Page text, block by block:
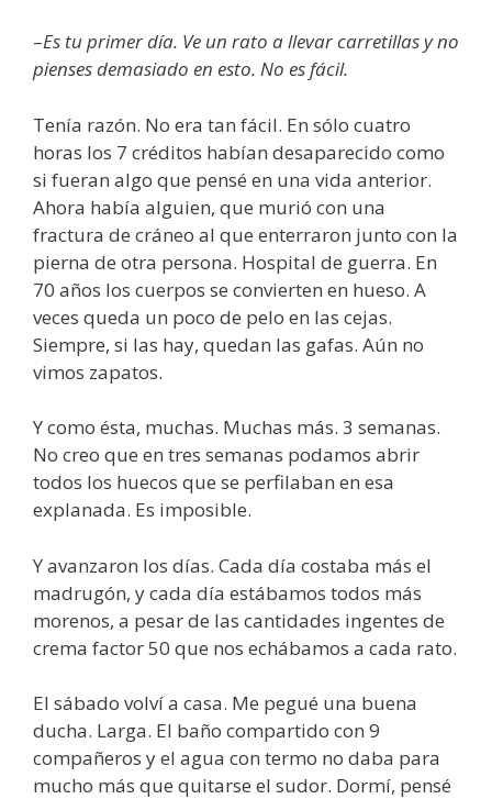
–Es tu primer día. Ve un rato a llevar carretillas y no
pienses demasiado en esto. No es fácil.
Tenía razón. No era tan fácil. En sólo cuatro
horas los 7 créditos habían desaparecido como
si fueran algo que pensé en una vida anterior.
Ahora había alguien, que murió con una
fractura de cráneo al que enterraron junto con la
pierna de otra persona. Hospital de guerra. En
70 años los cuerpos se convierten en hueso. A
veces queda un poco de pelo en las cejas.
Siempre, si las hay, quedan las gafas. Aún no
vimos zapatos.
Y como ésta, muchas. Muchas más. 3 semanas.
No creo que en tres semanas podamos abrir
todos los huecos que se perfilaban en esa
explanada. Es imposible.
Y avanzaron los días. Cada día costaba más el
madrugón, y cada día estábamos todos más
morenos, a pesar de las cantidades ingentes de
crema factor 50 que nos echábamos a cada rato.
El sábado volví a casa. Me pegué una buena
ducha. Larga. El baño compartido con 9
compañeros y el agua con termo no daba para
mucho más que quitarse el sudor. Dormí, pensé